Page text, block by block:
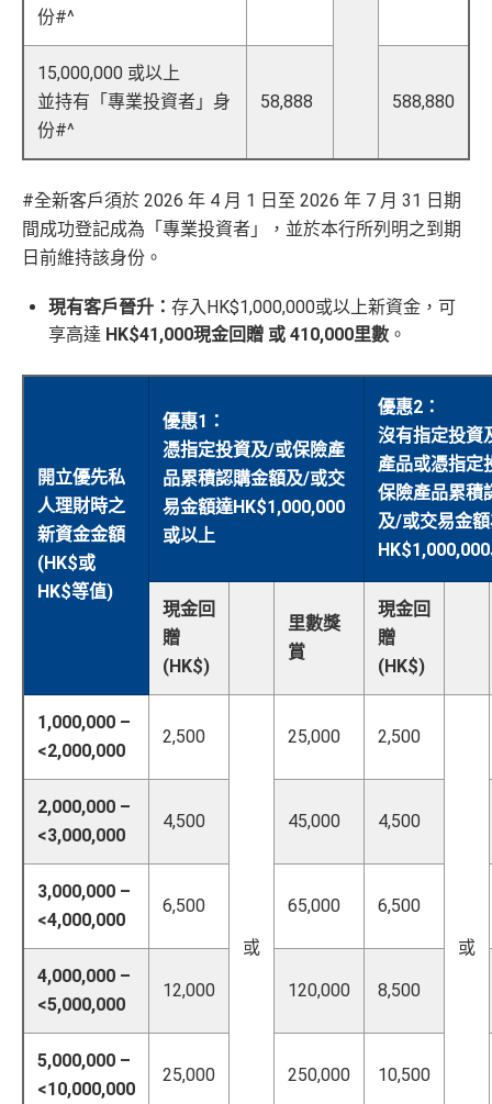
份#^
15,000,000 或以上
並持有「專業投資者」身
份#^
58,888 588,880
#全新客戶須於 2026 年 4 月 1 日至 2026 年 7 月 31 日期
間成功登記成為「專業投資者」，並於本行所列明之到期
日前維持該身份。
現有客戶晉升： 存入HK$1,000,000或以上新資金，可
享高達 HK$41,000現金回贈 或 410,000里數 。
開立優先私
人理財時之
新資金金額
(HK$或
HK$等值)
優惠1：
憑指定投資及/或保險產
品累積認購金額及/或交
易金額達HK$1,000,000
或以上
優惠2：
沒有指定投資
產品或憑指定
保險產品累積
及/或交易金
現金回
贈
(HK$)
里數獎
賞
現金回
贈
(HK$)
1,000,000 –
<2,000,000
2,500
或
25,000 2,500
或
2,000,000 –
<3,000,000
4,500 45,000 4,500
3,000,000 –
<4,000,000
6,500 65,000 6,500
4,000,000 –
<5,000,000
12,000 120,000 8,500
5,000,000 –
<10,000,000
25,000 250,000 10,500